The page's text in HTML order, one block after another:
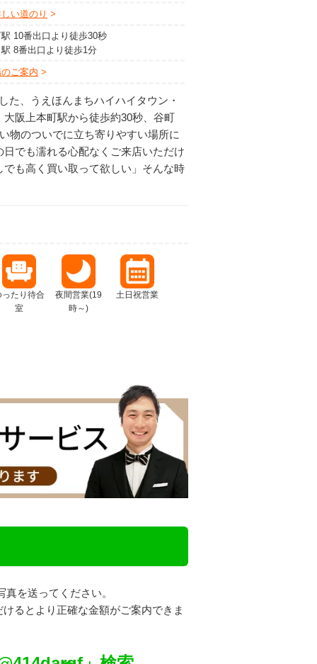
い道のり
10番出口より徒歩30秒
8番出口より徒歩1分
ご案内
た、うえほんまちハイハイタウン・
大阪上本町駅から徒歩約30秒、谷町
物のついでに立ち寄りやすい場所に
でも濡れる心配なくご来店いただけ
も高く買い取って欲しい」そんな時
ったり待合
室
夜間営業(19
時～)
土日祝営業
を送ってください。
るとより正確な金額がご案内できま